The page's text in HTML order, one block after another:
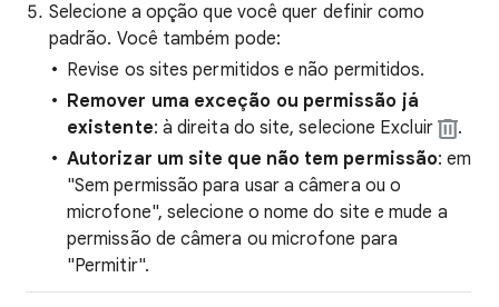
Selecione a opção que você quer definir como
padrão. Você também pode:
Revise os sites permitidos e não permitidos.
Remover uma exceção ou permissão já
existente: à direita do site, selecione Excluir
.
Autorizar um site que não tem permissão: em
"Sem permissão para usar a câmera ou o
microfone", selecione o nome do site e mude a
permissão de câmera ou microfone para
"Permitir".